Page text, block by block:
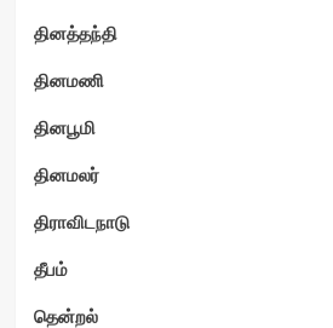
தினத்தந்தி
தினமணி
தினபூமி
தினமலர்
திராவிடநாடு
தீபம்
தென்றல்